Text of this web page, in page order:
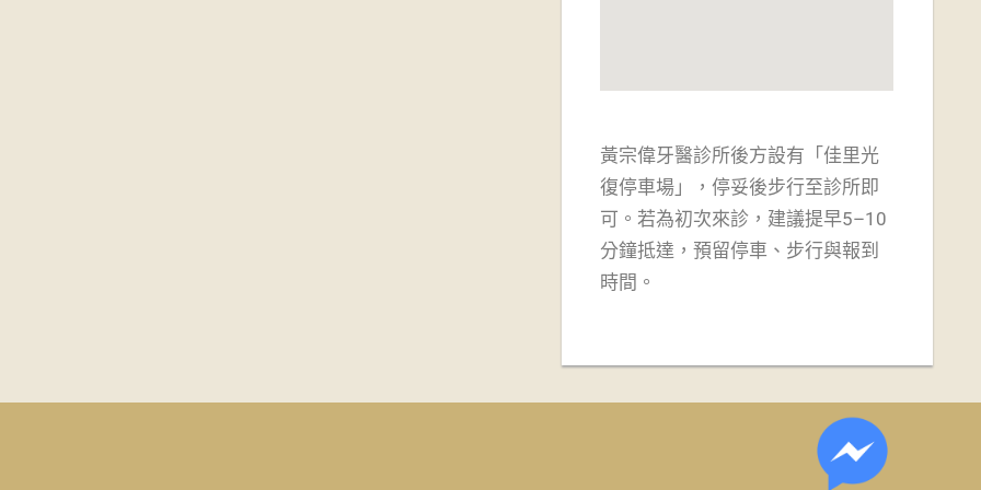
黃宗偉牙醫診所後方設有「佳里光
復停車場」，停妥後步行至診所即
可。若為初次來診，建議提早5–10
分鐘抵達，預留停車、步行與報到
時間。